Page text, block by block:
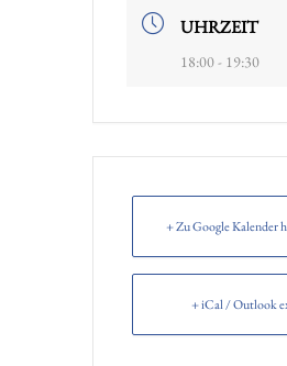
UHRZEIT
18:00 - 19:30
+ Zu Google Kalender
+ iCal / Outlook